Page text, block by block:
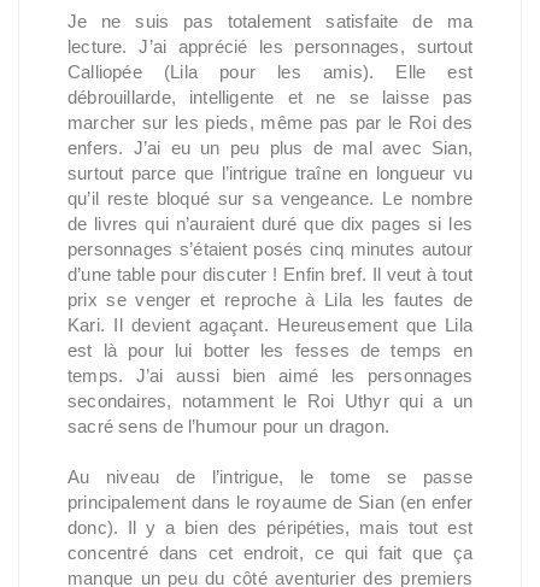
Je ne suis pas totalement satisfaite de ma
lecture. J’ai apprécié les personnages, surtout
Calliopée (Lila pour les amis). Elle est
débrouillarde, intelligente et ne se laisse pas
marcher sur les pieds, même pas par le Roi des
enfers. J’ai eu un peu plus de mal avec Sian,
surtout parce que l’intrigue traîne en longueur vu
qu’il reste bloqué sur sa vengeance. Le nombre
de livres qui n’auraient duré que dix pages si les
personnages s’étaient posés cinq minutes autour
d’une table pour discuter ! Enfin bref. Il veut à tout
prix se venger et reproche à Lila les fautes de
Kari. Il devient agaçant. Heureusement que Lila
est là pour lui botter les fesses de temps en
temps. J’ai aussi bien aimé les personnages
secondaires, notamment le Roi Uthyr qui a un
sacré sens de l’humour pour un dragon.
Au niveau de l’intrigue, le tome se passe
principalement dans le royaume de Sian (en enfer
donc). Il y a bien des péripéties, mais tout est
concentré dans cet endroit, ce qui fait que ça
manque un peu du côté aventurier des premiers